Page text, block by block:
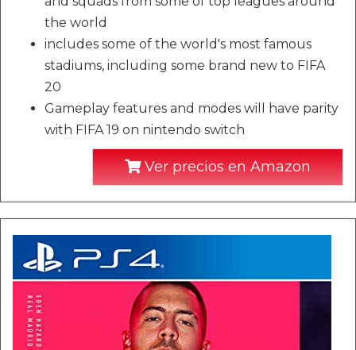
the world
includes some of the world's most famous
stadiums, including some brand new to FIFA
20
Gameplay features and modes will have parity
with FIFA 19 on nintendo switch
Ver precios en Amazon